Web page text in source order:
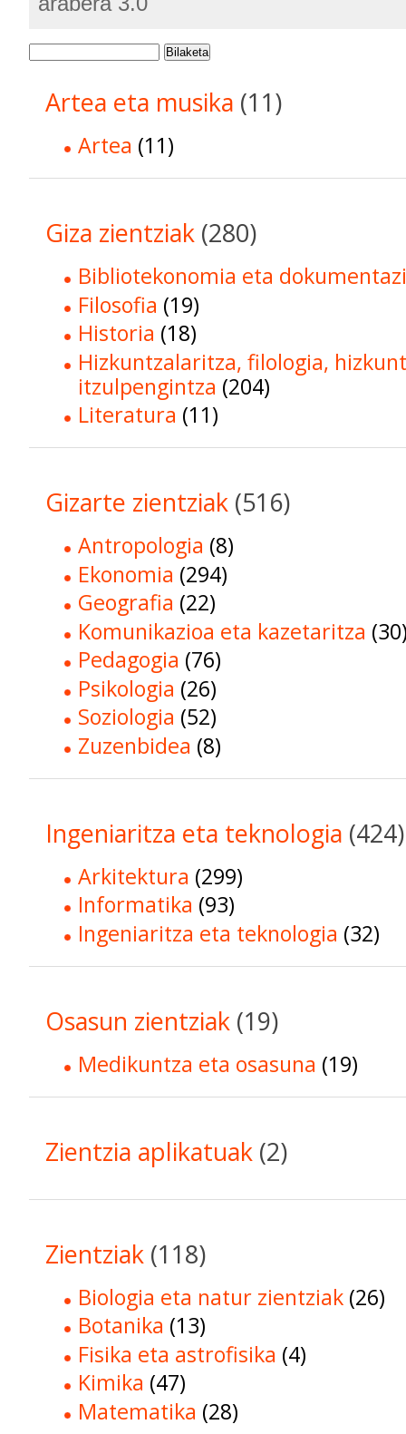
Bilaketa
Artea eta musika (11)
Artea (11)
Giza zientziak (280)
Bibliotekonomia eta
Filosofia (19)
Historia (18)
Hizkuntzalaritza, filologia,
itzulpengintza (204)
Literatura (11)
Gizarte zientziak (516)
Antropologia (8)
Ekonomia (294)
Geografia (22)
Komunikazioa eta kazetaritza
Pedagogia (76)
Psikologia (26)
Soziologia (52)
Zuzenbidea (8)
Ingeniaritza eta teknologia (424)
Arkitektura (299)
Informatika (93)
Ingeniaritza eta teknologia (32)
Osasun zientziak (19)
Medikuntza eta osasuna (19)
Zientzia aplikatuak (2)
Zientziak (118)
Biologia eta natur zientziak (26)
Botanika (13)
Fisika eta astrofisika (4)
Kimika (47)
Matematika (28)